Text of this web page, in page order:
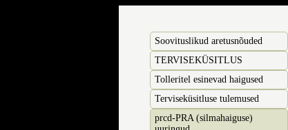
Soovituslikud aretusnõuded
TERVISEKÜSITLUS
Tolleritel esinevad haigused
Terviseküsitluse tulemused
prcd-PRA (silmahaiguse)